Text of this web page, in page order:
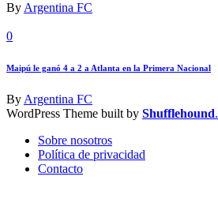
ByArgentina FC
0
Maipú le ganó 4 a 2 a Atlanta en la Primera Nacional
ByArgentina FC
WordPress Theme built by Shufflehound.
Sobre nosotros
Política de privacidad
Contacto